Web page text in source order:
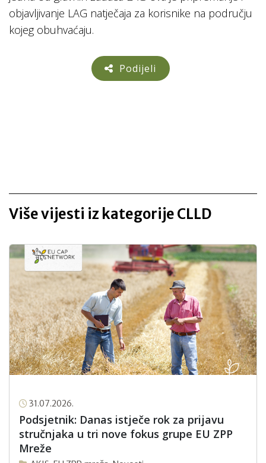
objavljivanje LAG natječaja za korisnike na području
kojeg obuhvaćaju.
Podijeli
Više vijesti iz kategorije CLLD
31.07.2026.
Podsjetnik: Danas istječe rok za prijavu
stručnjaka u tri nove fokus grupe EU ZPP
Mreže